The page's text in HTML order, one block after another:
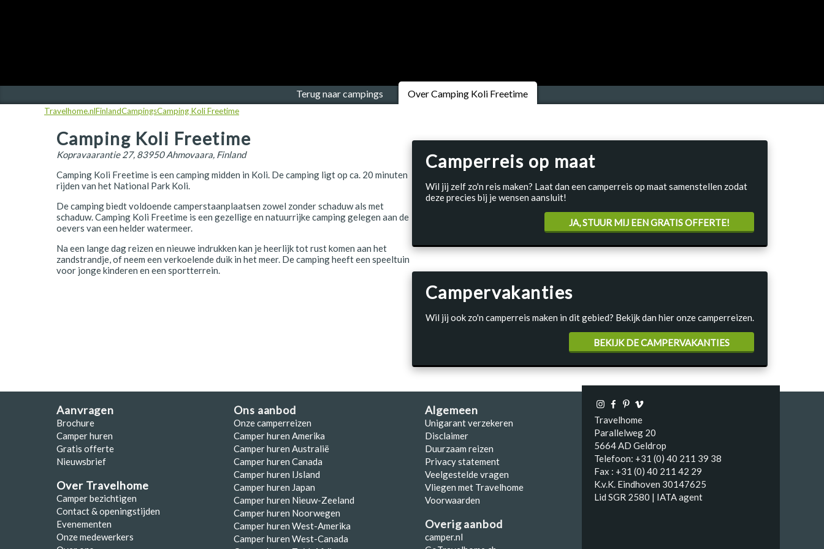
IJsland
Nederland
Nieuw-Zeeland
Noorwegen
Zwitserland
Terug naar campings Over Camping Koli Freetime
Travelhome.nlFinlandCampingsCamping Koli Freetime
Camping Koli Freetime
Kopravaarantie 27, 83950 Ahmovaara, Finland
Camping Koli Freetime is een camping midden in Koli. De camping ligt op ca. 20 minuten
rijden van het National Park Koli.
De camping biedt voldoende camperstaanplaatsen zowel zonder schaduw als met
schaduw. Camping Koli Freetime is een gezellige en natuurrijke camping gelegen aan de
oevers van een helder watermeer.
Na een lange dag reizen en nieuwe indrukken kan je heerlijk tot rust komen aan het
zandstrandje, of neem een verkoelende duik in het meer. De camping heeft een speeltuin
voor jonge kinderen en een sportterrein.
Camperreis op maat
Wil jij zelf zo'n reis maken? Laat dan een camperreis op maat samenstellen zodat
deze precies bij je wensen aansluit!
JA, STUUR MIJ EEN GRATIS OFFERTE!
Campervakanties
Wil jij ook zo'n camperreis maken in dit gebied? Bekijk dan hier onze camperreizen.
BEKIJK DE CAMPERVAKANTIES
Aanvragen
Brochure
Camper huren
Gratis offerte
Nieuwsbrief
Over Travelhome
Camper bezichtigen
Contact & openingstijden
Evenementen
Onze medewerkers
Ons aanbod
Onze camperreizen
Camper huren Amerika
Camper huren Australië
Camper huren Canada
Camper huren IJsland
Camper huren Japan
Camper huren Nieuw-Zeeland
Camper huren Noorwegen
Camper huren West-Amerika
Camper huren West-Canada
Algemeen
Unigarant verzekeren
Disclaimer
Duurzaam reizen
Privacy statement
Veelgestelde vragen
Vliegen met Travelhome
Voorwaarden
Overig aanbod
camper.nl
Travelhome
Parallelweg 20
5664 AD Geldrop
Telefoon: +31 (0) 40 211 39 38
Fax : +31 (0) 40 211 42 29
K.v.K. Eindhoven 30147625
Lid SGR 2580 | IATA agent